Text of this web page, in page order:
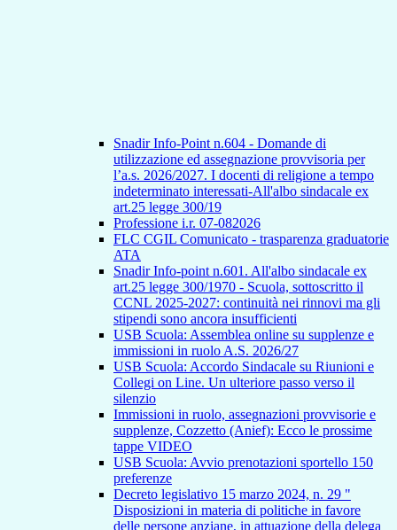
Snadir Info-Point n.604 - Domande di
utilizzazione ed assegnazione provvisoria per
l’a.s. 2026/2027. I docenti di religione a tempo
indeterminato interessati-All'albo sindacale ex
art.25 legge 300/19
Professione i.r. 07-082026
FLC CGIL Comunicato - trasparenza graduatorie
ATA
Snadir Info-point n.601. All'albo sindacale ex
art.25 legge 300/1970 - Scuola, sottoscritto il
CCNL 2025-2027: continuità nei rinnovi ma gli
stipendi sono ancora insufficienti
USB Scuola: Assemblea online su supplenze e
immissioni in ruolo A.S. 2026/27
USB Scuola: Accordo Sindacale su Riunioni e
Collegi on Line. Un ulteriore passo verso il
silenzio
Immissioni in ruolo, assegnazioni provvisorie e
supplenze, Cozzetto (Anief): Ecco le prossime
tappe VIDEO
USB Scuola: Avvio prenotazioni sportello 150
preferenze
Decreto legislativo 15 marzo 2024, n. 29 "
Disposizioni in materia di politiche in favore
delle persone anziane, in attuazione della delega